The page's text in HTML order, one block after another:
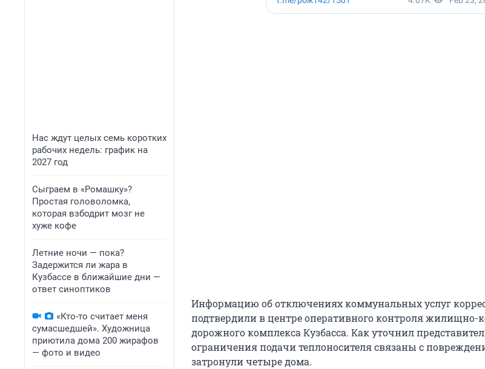
Нас ждут целых семь коротких
рабочих недель: график на
2027 год
Сыграем в «Ромашку»?
Простая головоломка,
которая взбодрит мозг не
хуже кофе
Летние ночи — пока?
Задержится ли жара в
Кузбассе в ближайшие дни —
ответ синоптиков
«Кто-то считает меня
сумасшедшей». Художница
приютила дома 200 жирафов
— фото и видео
Информацию об отключениях коммунальных услуг
подтвердили в центре оперативного контроля жилищно-
дорожного комплекса Кузбасса. Как уточнил
ограничения подачи теплоносителя связаны с
затронули четыре дома.